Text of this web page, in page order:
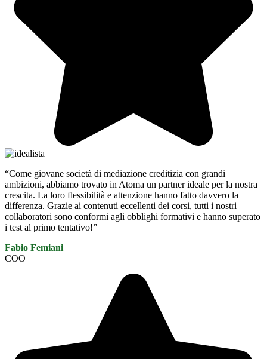
“Come giovane società di mediazione creditizia con grandi
ambizioni, abbiamo trovato in Atoma un partner ideale per la nostra
crescita. La loro flessibilità e attenzione hanno fatto davvero la
differenza. Grazie ai contenuti eccellenti dei corsi, tutti i nostri
collaboratori sono conformi agli obblighi formativi e hanno superato
i test al primo tentativo!”
Fabio Femiani
COO